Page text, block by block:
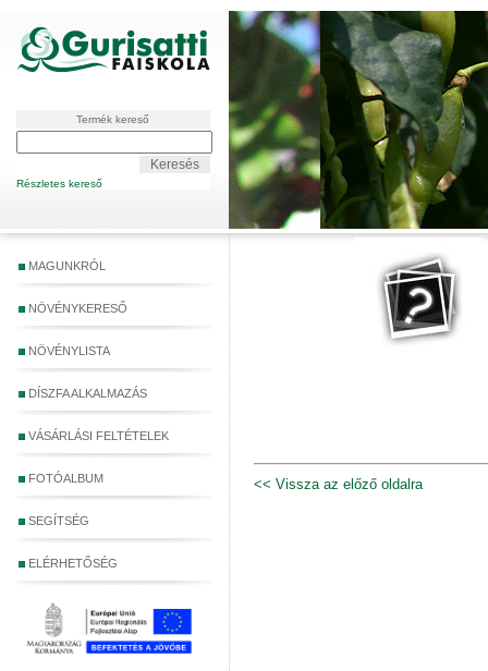
Termék kereső
Részletes kereső
MAGUNKRÓL
NÖVÉNYKERESŐ
NÖVÉNYLISTA
DÍSZFA ALKALMAZÁS
VÁSÁRLÁSI FELTÉTELEK
FOTÓALBUM
SEGÍTSÉG
ELÉRHETŐSÉG
<< Vissza az előző oldalra